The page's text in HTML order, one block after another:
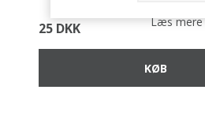
25 DKK Læs mere